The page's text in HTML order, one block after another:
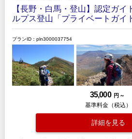
【長野・白馬・登山】認定ガイ
ルプス登山「プライベートガイ
プランID：pln3000037754
35,000 円 ～
基準料金（税込）
詳細を見る